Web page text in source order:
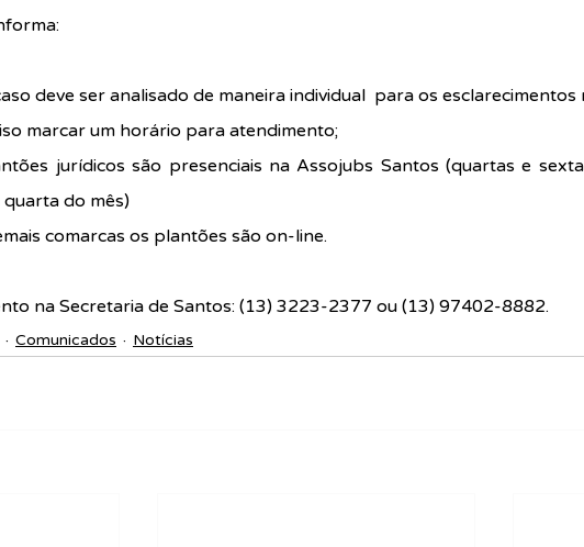
deve ser analisado de maneira individual  para os esclarecimentos
marcar um horário para atendimento;
jurídicos são presenciais na Assojubs Santos (quartas e
quarta do mês)
comarcas os plantões são on-line.
na Secretaria de Santos: (13) 3223-2377 ou (13) 97402-8882.
Comunicados Notícias